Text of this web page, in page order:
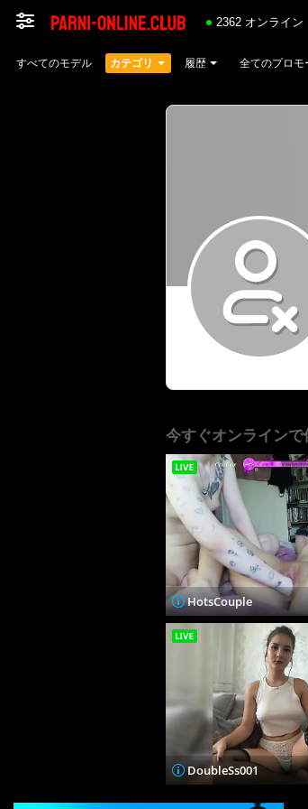
2362 オンライン
すべてのモデル カテゴリ 履歴 全てのプロモ
今すぐオンライン
HotsCouple
DoubleSs001